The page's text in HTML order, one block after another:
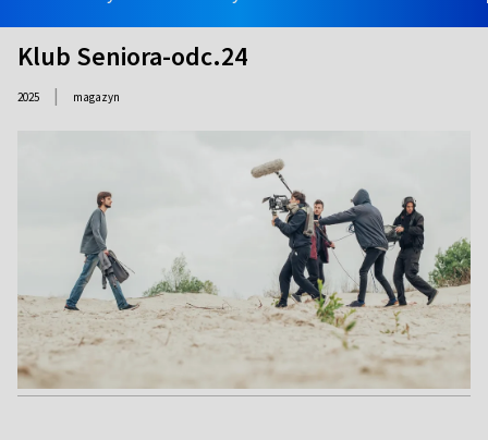
Klub Seniora-odc.24
2025 | magazyn